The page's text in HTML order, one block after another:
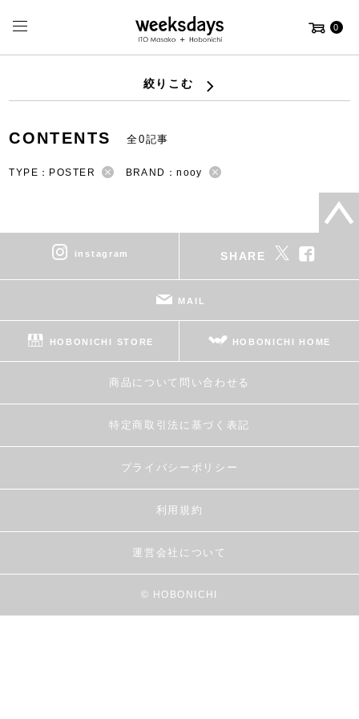
0
絞りこむ
CONTENTS 全0記事
TYPE：POSTER BRAND：nooy
instagram SHARE
MAIL
HOBONICHI STORE HOBONICHI HOME
商品について問い合わせる
特定商取引法に基づく表記
プライバシーポリシー
利用規約
運営会社について
© HOBONICHI